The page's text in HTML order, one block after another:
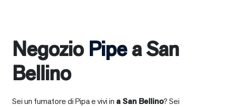
Negozio Pipea San
Bellino
Sei un fumatore di Pipa e vivi in aSan Bellino? Sei